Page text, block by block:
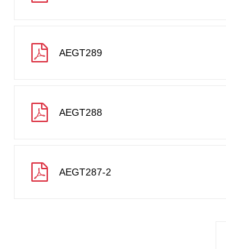
AEGT289
AEGT288
AEGT287-2